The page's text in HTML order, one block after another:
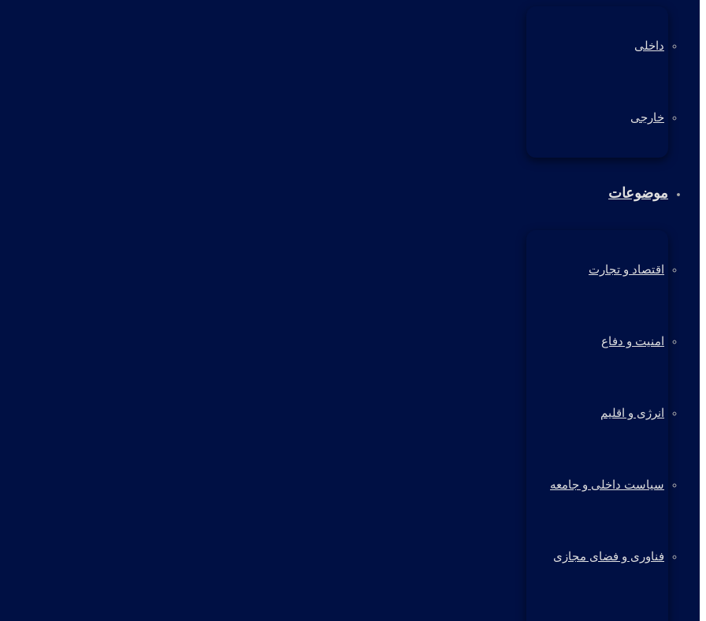
داخلی
خارجی
موضوعات
اقتصاد و تجارت
امنیت و دفاع
انرژی و اقلیم
سیاست داخلی و جامعه
فناوری و فضای مجازی